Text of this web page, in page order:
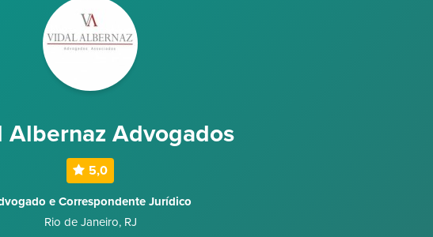
Albernaz Advogados
5,0
e Correspondente Jurídico
Rio de Janeiro, RJ